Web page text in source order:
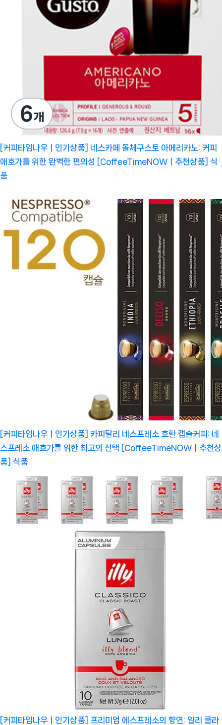
[커피타임나우ㅣ인기상품] 네스카페 돌체구스토 아메리카노: 커피
애호가를 위한 완벽한 편의성 [CoffeeTimeNOWㅣ추천상품] 식
품
[커피타임나우ㅣ인기상품] 카피탈리 네스프레소 호환 캡슐커피: 네
스프레소 애호가를 위한 최고의 선택 [CoffeeTimeNOWㅣ추천상
품] 식품
[커피타임나우ㅣ인기상품] 프리미엄 에스프레소의 향연: 일리 클라